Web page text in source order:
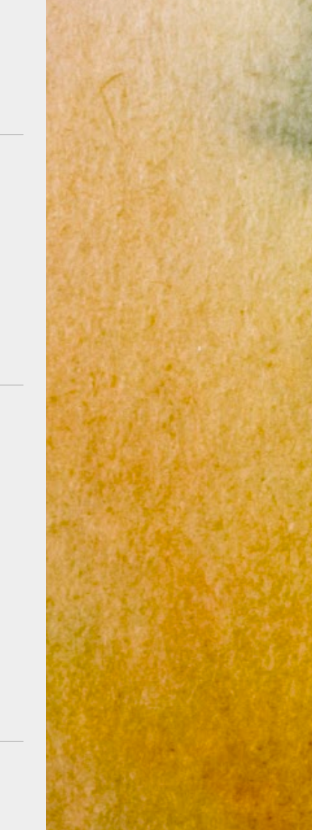
ちょっとほっこりしちゃいます( ´▽｀ ) マド
レーヌは、見た目のちがいも楽しめるお菓子
です♪ ぜひ、あなたのお気に入りの焼き加減
を見つけてみてくださいね🙇‍♀️ 🎵このサイト
ではパティシエール目線でお菓子作りのコツ
やレシピを紹介しています🌸 インスタグラ
ムやXでも情報発信していますので、ぜひ遊
びに来てください☺️ こまちふくについて
洋菓子店で働くパティシエールとして日々お
菓子作りに向き合っています。Instagramや
Xでもレシピ紹介中ですので、ぜひお気軽に
フォローしてくださいね☺️ 📷 Instagram：
[@komachi_pat...